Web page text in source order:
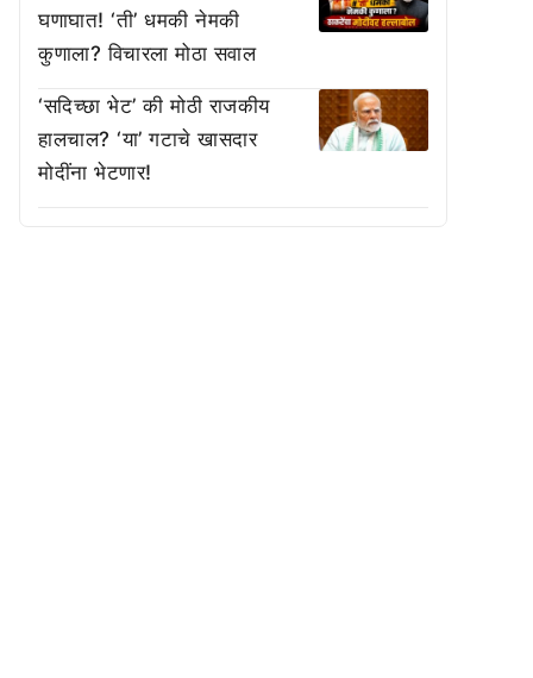
घणाघात! ‘ती’ धमकी नेमकी
कुणाला? विचारला मोठा सवाल
‘सदिच्छा भेट’ की मोठी राजकीय
हालचाल? ‘या’ गटाचे खासदार
मोदींना भेटणार!